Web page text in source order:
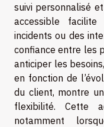
suivi personnalisé
accessible
incidents ou des
confiance entre les
anticiper les
en fonction de
du client, montre
flexibilité. Cette
notamment